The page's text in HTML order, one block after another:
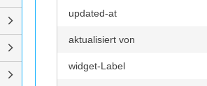
updated-at
aktualisiert von
widget-Label